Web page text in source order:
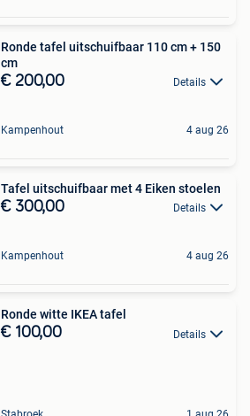
Ronde tafel uitschuifbaar 110 cm + 150
cm
€ 200,00 Details
Kampenhout 4 aug 26
Tafel uitschuifbaar met 4 Eiken stoelen
€ 300,00 Details
Kampenhout 4 aug 26
Ronde witte IKEA tafel
€ 100,00 Details